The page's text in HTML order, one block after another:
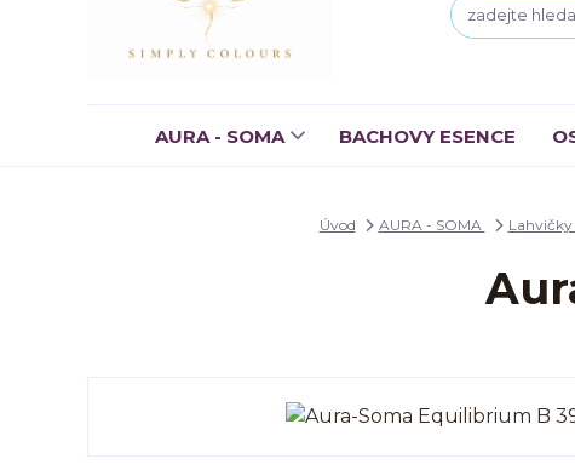
AURA - SOMA BACHOVY ESENCE
Úvod AURA - SOMA